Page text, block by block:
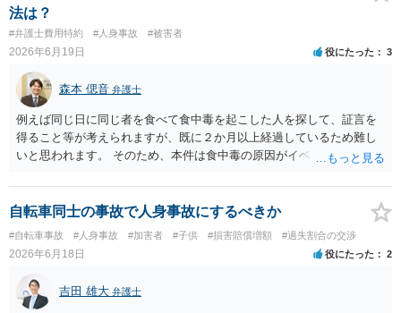
法は？
#弁護士費用特約 #人身事故 #被害者
2026年6月19日 役にたった 3
森本 偲音 弁護士
例えば同じ日に同じ者を食べて食中毒を起こした人を探して、証言を
得ること等が考えられますが、既に２か月以上経過しているため難し
いと思われます。 そのため、本件は食中毒の原因がイベント主催者に
とは困難であると考えます。
自転車同士の事故で人身事故にするべきか
#自転車事故 #人身事故 #加害者 #子供 #損害賠償増額 #過失割合の交渉
2026年6月18日 役にたった 2
吉田 雄大 弁護士